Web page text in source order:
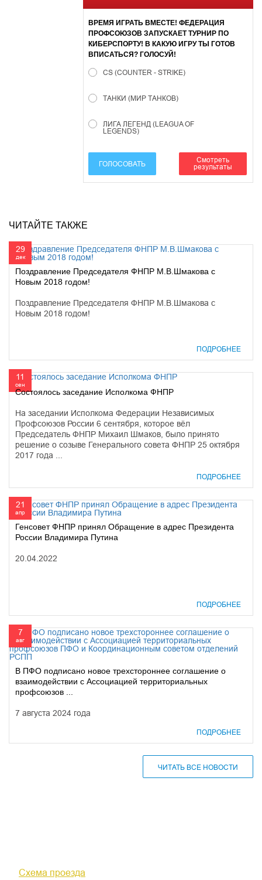
ВРЕМЯ ИГРАТЬ ВМЕСТЕ! ФЕДЕРАЦИЯ
ПРОФСОЮЗОВ ЗАПУСКАЕТ ТУРНИР ПО
КИБЕРСПОРТУ! В КАКУЮ ИГРУ ТЫ ГОТОВ
ВПИСАТЬСЯ? ГОЛОСУЙ!
CS (COUNTER - STRIKE)
ТАНКИ (МИР ТАНКОВ)
ЛИГА ЛЕГЕНД (LEAGUA OF
LEGENDS)
ГОЛОСОВАТЬ
Смотреть
результаты
ЧИТАЙТЕ ТАКЖЕ
29
дек
Поздравление Председателя ФНПР М.В.Шмакова с
Новым 2018 годом!
Поздравление Председателя ФНПР М.В.Шмакова с
Новым 2018 годом!
ПОДРОБНЕЕ
11
сен
Состоялось заседание Исполкома ФНПР
На заседании Исполкома Федерации Независимых
Профсоюзов России 6 сентября, которое вёл
Председатель ФНПР Михаил Шмаков, было принято
решение о созыве Генерального совета ФНПР 25 октября
2017 года ...
ПОДРОБНЕЕ
21
апр
Генсовет ФНПР принял Обращение в адрес Президента
России Владимира Путина
20.04.2022
ПОДРОБНЕЕ
7
авг
В ПФО подписано новое трехстороннее соглашение о
взаимодействии с Ассоциацией территориальных
профсоюзов ...
7 августа 2024 года
ПОДРОБНЕЕ
ЧИТАТЬ ВСЕ НОВОСТИ
Схема проезда